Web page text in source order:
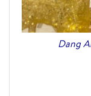
Dang